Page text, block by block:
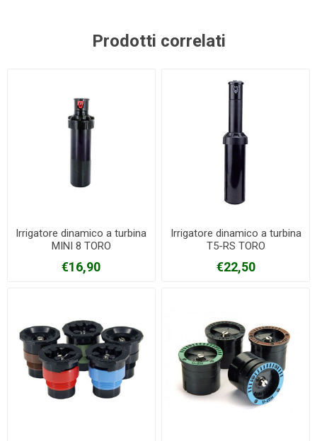
Prodotti correlati
Irrigatore dinamico a turbina
MINI 8 TORO
€16,90
Irrigatore dinamico a turbina
T5-RS TORO
€22,50